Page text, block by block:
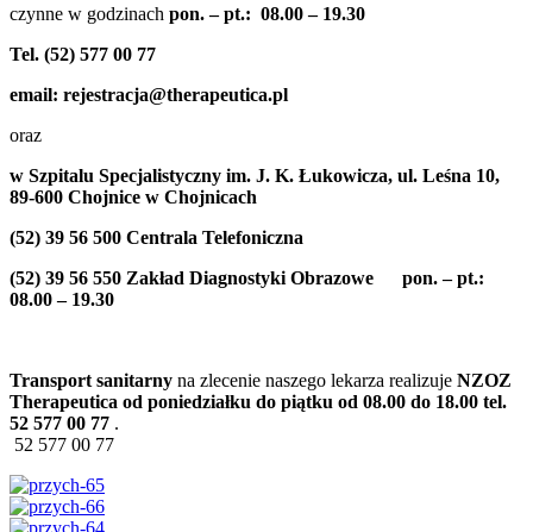
czynne w godzinach pon. – pt.: 08.00 – 19.30
Tel. (52) 577 00 77
email: rejestracja@therapeutica.pl
oraz
w Szpitalu Specjalistyczny im. J. K. Łukowicza, ul. Leśna 10,
89-600 Chojnice w Chojnicach
(52) 39 56 500 Centrala Telefoniczna
(52) 39 56 550 Zakład Diagnostyki Obrazowe pon. – pt.:
08.00 – 19.30
Transport sanitarny na zlecenie naszego lekarza realizuje NZOZ
Therapeutica od poniedziałku do piątku od 08.00 do 18.00 tel.
52 577 00 77 .
52 577 00 77